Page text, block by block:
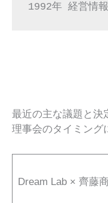
1992年 経営情
最近の主な議題と決
理事会のタイミング
Dream Lab × 齊藤